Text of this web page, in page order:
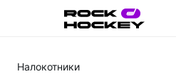
Налокотники